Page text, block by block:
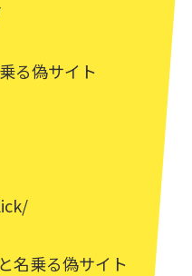
る偽サイト
名乗る偽サイト